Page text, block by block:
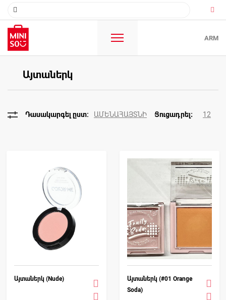
ARM
Այտաներկ
ԱՄԵՆԱՀԱՅՏՆԻ 12
Այտաներկ (Nude)
Այտաներկ (#01 Orange
Soda)